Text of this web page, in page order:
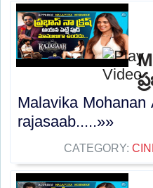
Malavika
rajasaab.....»»
CATEGORY: